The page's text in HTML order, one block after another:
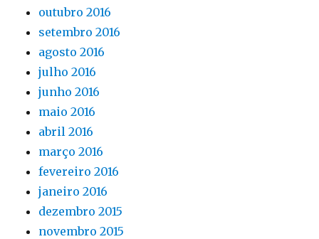
outubro 2016
setembro 2016
agosto 2016
julho 2016
junho 2016
maio 2016
abril 2016
março 2016
fevereiro 2016
janeiro 2016
dezembro 2015
novembro 2015